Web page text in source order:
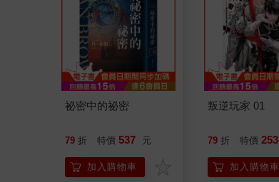
祕密中的祕密
79 折 特價 537 元
加入購物車
叛逆玩家 01
79 折 特價 253
加入購物車